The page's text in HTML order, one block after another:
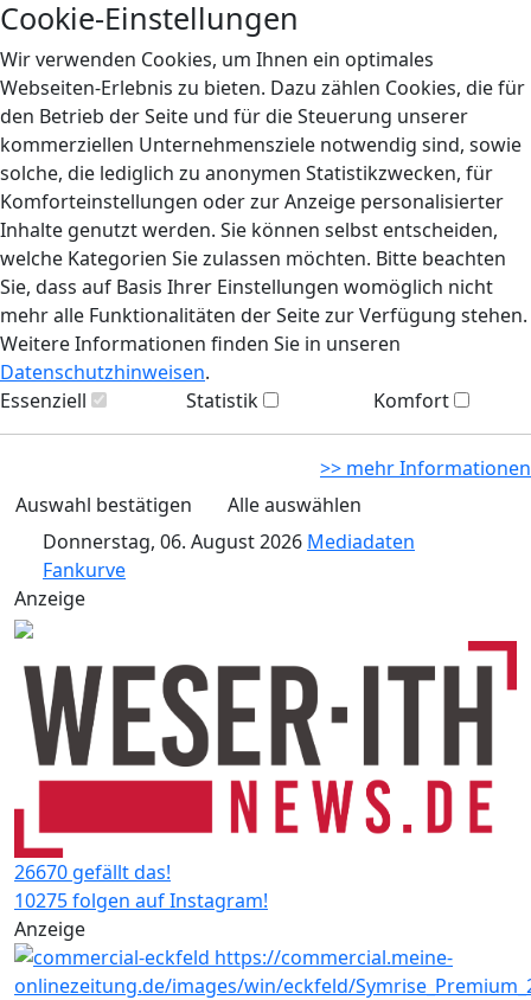
Cookie-Einstellungen
Wir verwenden Cookies, um Ihnen ein optimales
Webseiten-Erlebnis zu bieten. Dazu zählen Cookies, die für
den Betrieb der Seite und für die Steuerung unserer
kommerziellen Unternehmensziele notwendig sind, sowie
solche, die lediglich zu anonymen Statistikzwecken, für
Komforteinstellungen oder zur Anzeige personalisierter
Inhalte genutzt werden. Sie können selbst entscheiden,
welche Kategorien Sie zulassen möchten. Bitte beachten
Sie, dass auf Basis Ihrer Einstellungen womöglich nicht
mehr alle Funktionalitäten der Seite zur Verfügung stehen.
Weitere Informationen finden Sie in unseren
Datenschutzhinweisen.
Essenziell
Statistik Komfort
>> mehr Informationen
Auswahl bestätigen
Alle auswählen
Donnerstag, 06. August 2026 Mediadaten
Fankurve
Anzeige
26670 gefällt das!
10275 folgen auf Instagram!
Anzeige